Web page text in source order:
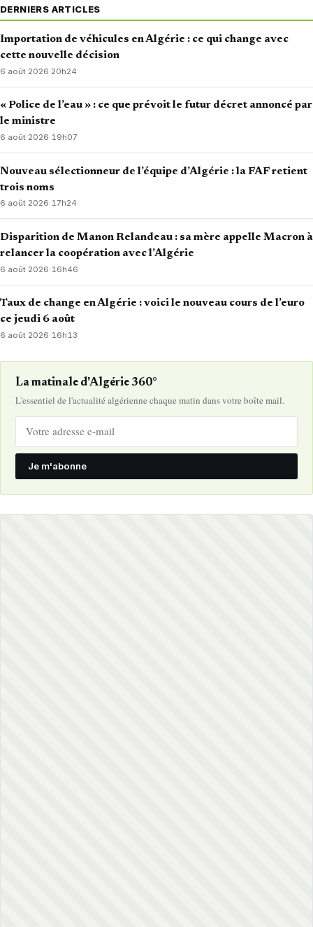
DERNIERS ARTICLES
Importation de véhicules en Algérie : ce qui change avec
cette nouvelle décision
6 août 2026·20h24
« Police de l’eau » : ce que prévoit le futur décret annoncé par
le ministre
6 août 2026·19h07
Nouveau sélectionneur de l’équipe d’Algérie : la FAF retient
trois noms
6 août 2026·17h24
Disparition de Manon Relandeau : sa mère appelle Macron à
relancer la coopération avec l’Algérie
6 août 2026·16h46
Taux de change en Algérie : voici le nouveau cours de l’euro
ce jeudi 6 août
6 août 2026·16h13
La matinale d'Algérie 360°
L'essentiel de l'actualité algérienne chaque matin dans votre boîte mail.
Je m'abonne